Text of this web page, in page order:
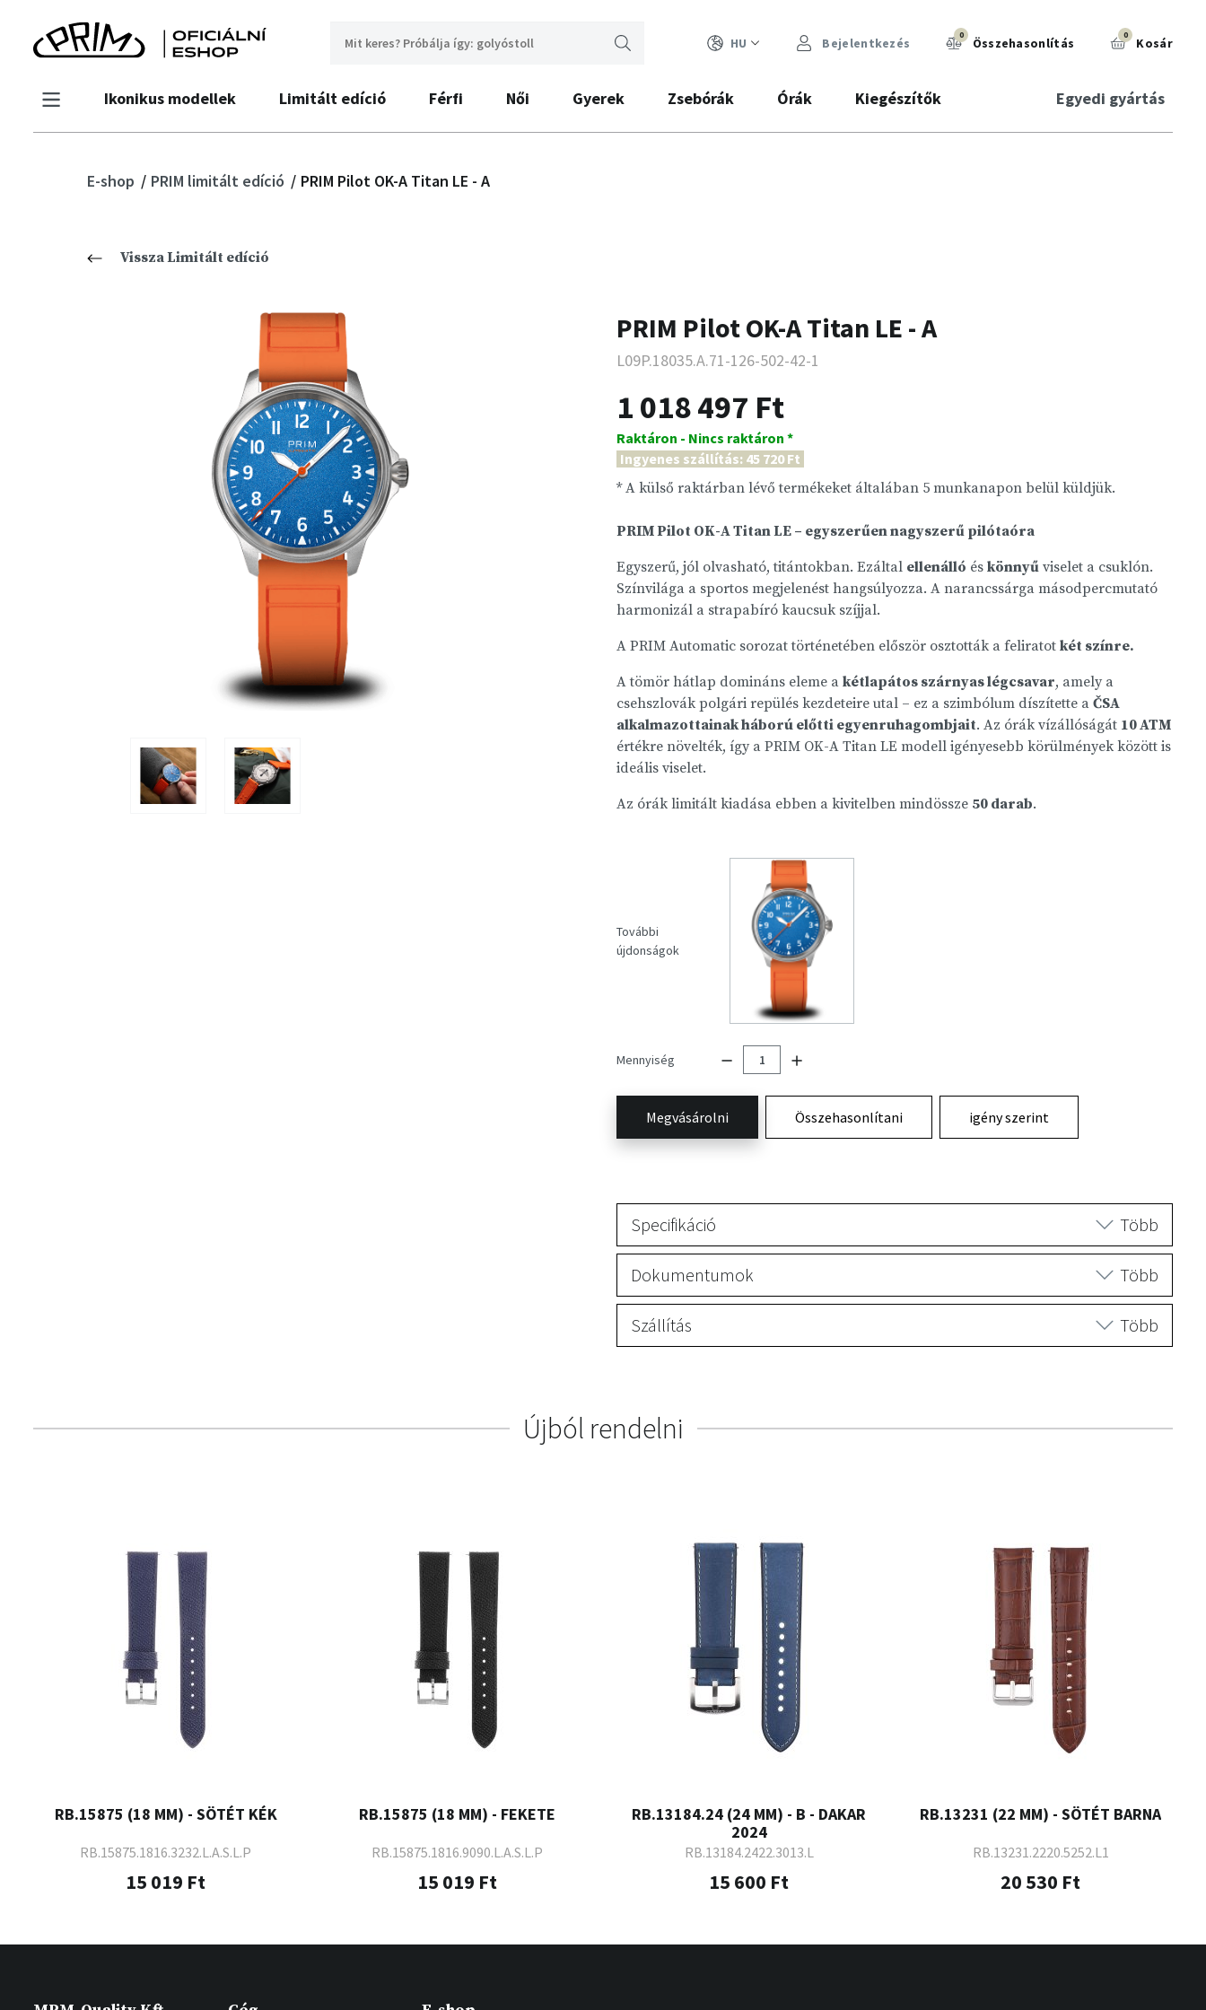
HU Bejelentkezés 0 Összehasonlítás 0 Kosár
Ikonikus modellek Limitált edíció Férfi Női Gyerek Zsebórák Órák Kiegészítők Egyedi gyártás
E-shop PRIM limitált edíció PRIM Pilot OK-A Titan LE - A
Vissza Limitált edíció
PRIM Pilot OK-A Titan LE - A
L09P.18035.A.71-126-502-42-1
1 018 497 Ft
Raktáron - Nincs raktáron *
Ingyenes szállítás: 45 720 Ft
* A külső raktárban lévő termékeket általában 5 munkanapon belül küldjük.
PRIM Pilot OK-A Titan LE – egyszerűen nagyszerű pilótaóra
Egyszerű, jól olvasható, titántokban. Ezáltal ellenálló és könnyű viselet a csuklón.
Színvilága a sportos megjelenést hangsúlyozza. A narancssárga másodpercmutató
harmonizál a strapabíró kaucsuk szíjjal.
A PRIM Automatic sorozat történetében először osztották a feliratot két színre.
A tömör hátlap domináns eleme a kétlapátos szárnyas légcsavar, amely a
csehszlovák polgári repülés kezdeteire utal – ez a szimbólum díszítette a ČSA
alkalmazottainak háború előtti egyenruhagombjait. Az órák vízállóságát 10 ATM
értékre növelték, így a PRIM OK-A Titan LE modell igényesebb körülmények között is
ideális viselet.
Az órák limitált kiadása ebben a kivitelben mindössze 50 darab.
További
újdonságok
Mennyiség
Megvásárolni Összehasonlítani igény szerint
Specifikáció Több
Dokumentumok Több
Szállítás Több
Újból rendelni
RB.15875 (18 MM) - SÖTÉT KÉK
RB.15875.1816.3232.L.A.S.L.P
15 019 Ft
RB.15875 (18 MM) - FEKETE
RB.15875.1816.9090.L.A.S.L.P
15 019 Ft
RB.13184.24 (24 MM) - B - DAKAR
2024
RB.13184.2422.3013.L
15 600 Ft
RB.13231 (22 MM) - SÖTÉT BARNA
RB.13231.2220.5252.L1
20 530 Ft